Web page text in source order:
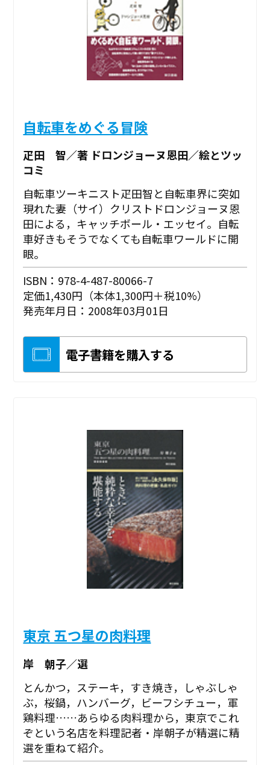
自転車をめぐる冒険
疋田 智／著 ドロンジョーヌ恩田／絵とツッ
コミ
自転車ツーキニスト疋田智と自転車界に突如
現れた妻（サイ）クリストドロンジョーヌ恩
田による，キャッチボール・エッセイ。自転
車好きもそうでなくても自転車ワールドに開
眼。
ISBN：978-4-487-80066-7
定価1,430円（本体1,300円＋税10%）
発売年月日：2008年03月01日
電子書籍を購入する
東京 五つ星の肉料理
岸 朝子／選
とんかつ，ステーキ，すき焼き，しゃぶしゃ
ぶ，桜鍋，ハンバーグ，ビーフシチュー，軍
鶏料理……あらゆる肉料理から，東京でこれ
ぞという名店を料理記者・岸朝子が精選に精
選を重ねて紹介。